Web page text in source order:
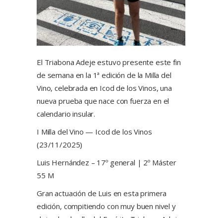
El Triabona Adeje estuvo presente este fin
de semana en la 1ª edición de la Milla del
Vino, celebrada en Icod de los Vinos, una
nueva prueba que nace con fuerza en el
calendario insular.
I Milla del Vino — Icod de los Vinos
(23/11/2025)
Luis Hernández – 17º general | 2º Máster
55 M
Gran actuación de Luis en esta primera
edición, compitiendo con muy buen nivel y